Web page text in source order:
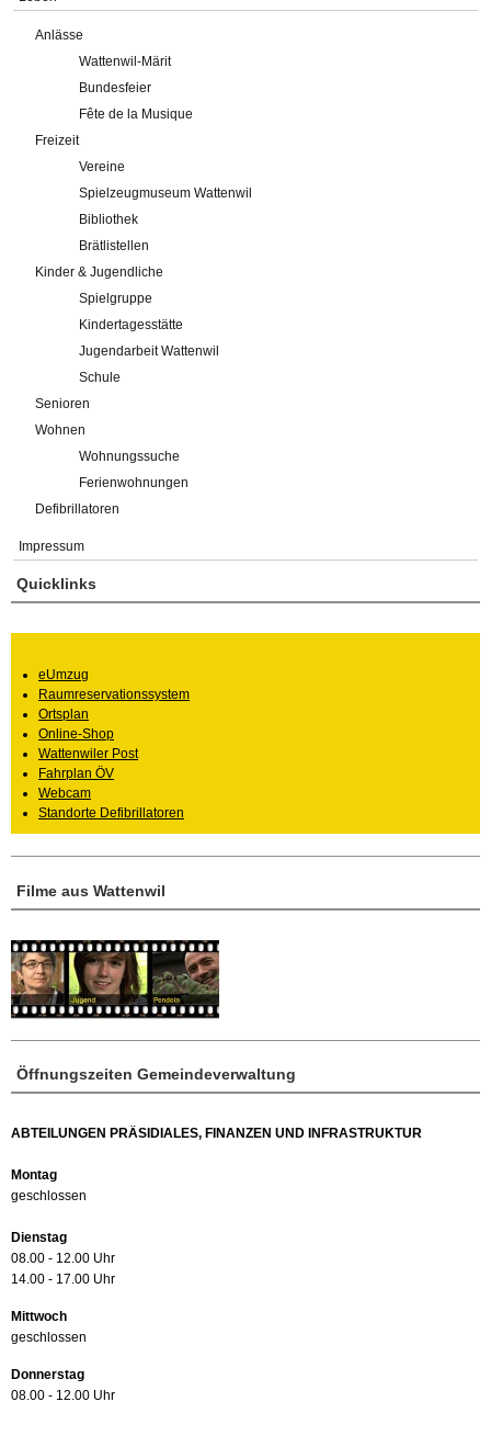
Anlässe
Wattenwil-Märit
Bundesfeier
Fête de la Musique
Freizeit
Vereine
Spielzeugmuseum Wattenwil
Bibliothek
Brätlistellen
Kinder & Jugendliche
Spielgruppe
Kindertagesstätte
Jugendarbeit Wattenwil
Schule
Senioren
Wohnen
Wohnungssuche
Ferienwohnungen
Defibrillatoren
Impressum
Öffnungszeiten Gemeindeverwaltung
ABTEILUNGEN PRÄSIDIALES, FINANZEN UND INFRASTRUKTUR
Montag
geschlossen
Dienstag
08.00 - 12.00 Uhr
14.00 - 17.00 Uhr
Mittwoch
geschlossen
Donnerstag
08.00 - 12.00 Uhr
Filme aus Wattenwil
Quicklinks
eUmzug
Raumreservationssystem
Ortsplan
Online-Shop
Wattenwiler Post
Fahrplan ÖV
Webcam
Standorte Defibrillatoren